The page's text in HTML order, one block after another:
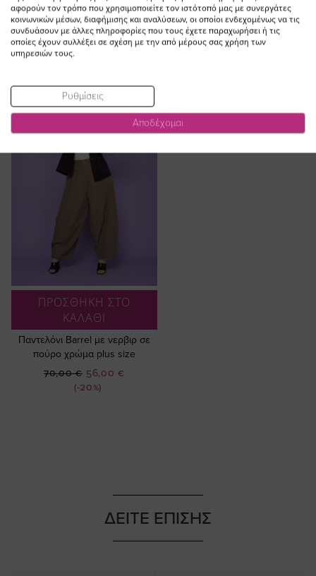
Παντελόνι φάκελος σε μαύρο
χρώμα plus size
Ειδική
40,20 €
67,00 €
Παντελόνι Jean με στρας σε
denim light blue χρώμα plus size
Ειδική
60,00 €
75,00 €
ΠΡΟΣΘΗΚΗ ΣΤΟ
ΚΑΛΑΘΙ
Παντελόνι Barrel με νερβιρ σε
πούρο χρώμα plus size
(-20%)
Ειδική
Τιμή
56,00 €
70,00 €
ΔΕΙΤΕ ΕΠΙΣΗΣ
αφορούν τον τρόπο που χρησιμοποιείτε τον ιστότοπό μας με συνεργάτες
κοινωνικών μέσων, διαφήμισης και αναλύσεων, οι οποίοι ενδεχομένως να τις
συνδυάσουν με άλλες πληροφορίες που τους έχετε παραχωρήσει ή τις
οποίες έχουν συλλέξει σε σχέση με την από μέρους σας χρήση των
υπηρεσιών τους.
Ρυθμίσεις
Αποδέχομαι